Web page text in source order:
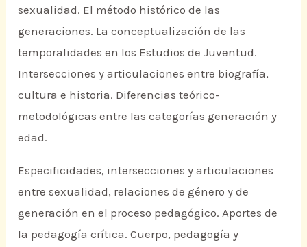
sexualidad. El método histórico de las
generaciones. La conceptualización de las
temporalidades en los Estudios de Juventud.
Intersecciones y articulaciones entre biografía,
cultura e historia. Diferencias teórico-
metodológicas entre las categorías generación y
edad.
Especificidades, intersecciones y articulaciones
entre sexualidad, relaciones de género y de
generación en el proceso pedagógico. Aportes de
la pedagogía crítica. Cuerpo, pedagogía y